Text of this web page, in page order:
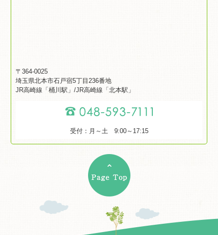
〒364-0025
埼玉県北本市石戸宿5丁目236番地
JR高崎線「桶川駅」/JR高崎線「北本駅」
受付：月～土 9:00～17:15